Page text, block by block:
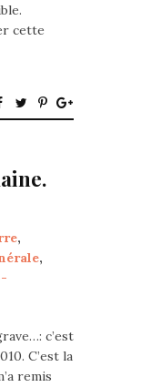
cette
,
,
c’est
C’est la
remis